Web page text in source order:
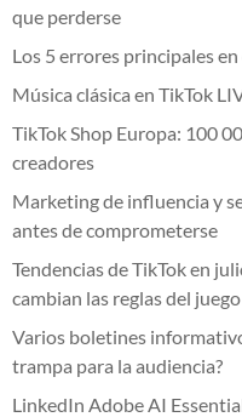
que perderse
Los 5 errores principales
Música clásica en TikTok
TikTok Shop Europa: 100
creadores
Marketing de influencia y
antes de comprometerse
Tendencias de TikTok en
cambian las reglas del juego
Varios boletines
trampa para la audiencia?
LinkedIn Adobe AI